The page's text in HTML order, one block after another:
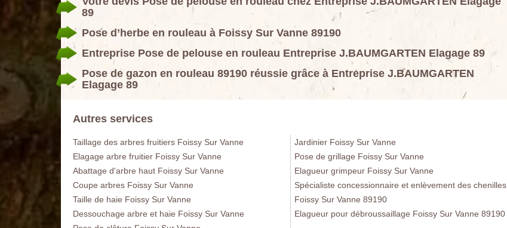
89
Pose d’herbe en rouleau à Foissy Sur Vanne 89190
Entreprise Pose de pelouse en rouleau Entreprise J.BAUMGARTEN Elagage 89
Pose de gazon en rouleau 89190 réussie grâce à Entreprise J.BAUMGARTEN
Elagage 89
Autres services
Taillage des arbres fruitiers Foissy Sur Vanne
Elagage arbre fruitier Foissy Sur Vanne
Abattage d'arbre haut Foissy Sur Vanne
Coupe arbres Foissy Sur Vanne
Taille de haie Foissy Sur Vanne
Dessouchage arbre et haie Foissy Sur Vanne
Jardinier Foissy Sur Vanne
Pose de grillage Foissy Sur Vanne
Elagueur grimpeur Foissy Sur Vanne
Spécialiste concessionnaire et enlèvement des chenilles
Foissy Sur Vanne 89190
Elagueur pour débroussaillage Foissy Sur Vanne 89190